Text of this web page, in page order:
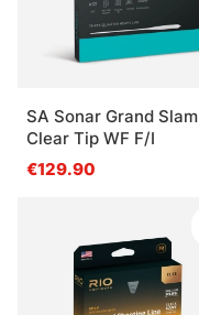
SA Sonar Grand Slam
Clear Tip WF F/I
€129.90